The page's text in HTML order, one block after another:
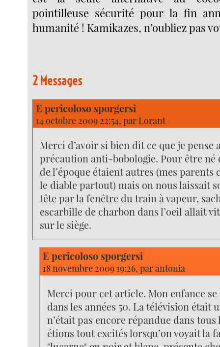
pointilleuse sécurité pour la fin
humanité ! Kamikazes, n’oubliez pas
2 Messages
E pericoloso sporgersi
14 octobre 2009 22:54, par Lorant
Merci d’avoir si bien dit ce que je pense
précaution anti-bobologie. Pour être né
de l’époque étaient autres (mes parents
le diable partout) mais on nous laissait
tête par la fenêtre du train à vapeur,
escarbille de charbon dans l’oeil allait
sur le siège.
E pericoloso sporgersi
18 novembre 2009 19:26, parantonia
Merci pour cet article. Mon enfance
dans les années 50. La télévision était
n’était pas encore répandue dans tous
étions tout excités lorsqu’on voyait la